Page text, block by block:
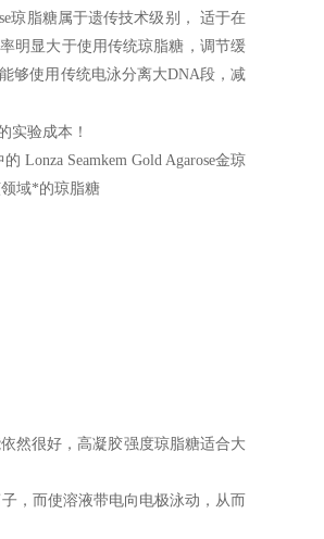
琼脂糖属于遗传技术级别， 适于在
明显大于使用传统琼脂糖，调节缓
够使用传统电泳分离大DNA段，减
实验成本！
Lonza Seamkem Gold Agarose金琼
领域*的琼脂糖
然很好，高凝胶强度琼脂糖适合大
，而使溶液带电向电极泳动，从而